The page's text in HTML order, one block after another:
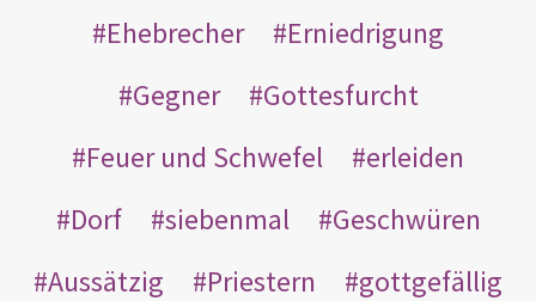
Ehebrecher
Erniedrigung
Gegner
Gottesfurcht
Feuer und Schwefel
erleiden
Dorf
siebenmal
Geschwüren
Aussätzig
Priestern
gottgefällig